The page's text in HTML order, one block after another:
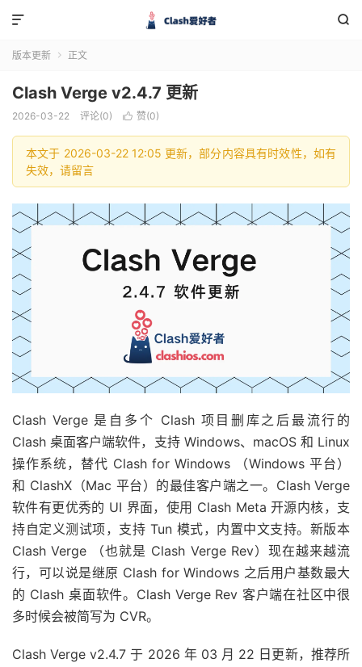


版本更新  正文
Clash Verge v2.4.7 更新
2026-03-22 评论(0)  赞(0)
本文于 2026-03-22 12:05 更新，部分内容具有时效性，如有
失效，请留言
Clash Verge 是自多个 Clash 项目删库之后最流行的
Clash 桌面客户端软件，支持 Windows、macOS 和 Linux
操作系统，替代 Clash for Windows （Windows 平台）
和 ClashX（Mac 平台）的最佳客户端之一。Clash Verge
软件有更优秀的 UI 界面，使用 Clash Meta 开源内核，支
持自定义测试项，支持 Tun 模式，内置中文支持。新版本
Clash Verge （也就是 Clash Verge Rev）现在越来越流
行，可以说是继原 Clash for Windows 之后用户基数最大
的 Clash 桌面软件。Clash Verge Rev 客户端在社区中很
多时候会被简写为 CVR。
Clash Verge v2.4.7 于 2026 年 03 月 22 日更新，推荐所